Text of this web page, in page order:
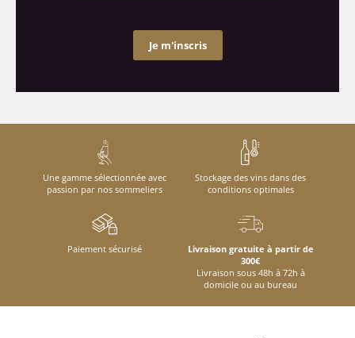
Je m'inscris
Une gamme sélectionnée avec
passion par nos sommeliers
Stockage des vins dans des
conditions optimales
Paiement sécurisé
Livraison gratuite à partir de
300€
Livraison sous 48h à 72h à
domicile ou au bureau